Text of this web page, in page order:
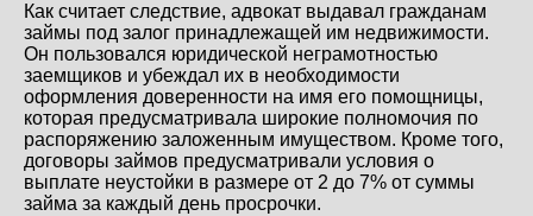
Как считает следствие, адвокат выдавал гражданам
займы под залог принадлежащей им недвижимости.
Он пользовался юридической неграмотностью
заемщиков и убеждал их в необходимости
оформления доверенности на имя его помощницы,
которая предусматривала широкие полномочия по
распоряжению заложенным имуществом. Кроме того,
договоры займов предусматривали условия о
выплате неустойки в размере от 2 до 7% от суммы
займа за каждый день просрочки.